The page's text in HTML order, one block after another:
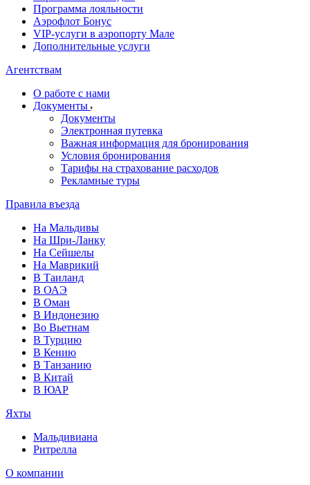
Программа лояльности
Аэрофлот Бонус
VIP-услуги в аэропорту Мале
Дополнительные услуги
Агентствам
О работе с нами
Документы
Документы
Электронная путевка
Важная информация для бронирования
Условия бронирования
Тарифы на страхование расходов
Рекламные туры
Правила въезда
На Мальдивы
На Шри-Ланку
На Сейшелы
На Маврикий
В Таиланд
В ОАЭ
В Оман
В Индонезию
Во Вьетнам
В Турцию
В Кению
В Танзанию
В Китай
В ЮАР
Яхты
Мальдивиана
Ритрелла
О компании